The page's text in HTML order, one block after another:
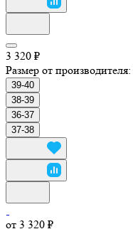
3 320 ₽
Размер от производителя:
39-40
38-39
36-37
37-38
от 3 320 ₽